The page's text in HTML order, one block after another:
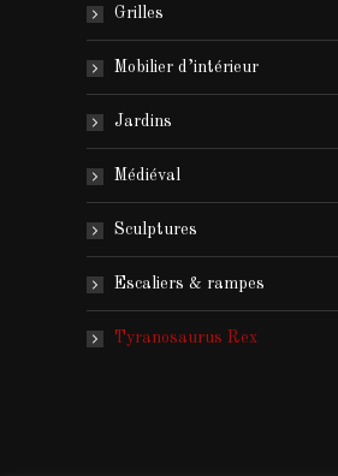
Grilles
Mobilier d’intérieur
Jardins
Médiéval
Sculptures
Escaliers & rampes
Tyranosaurus Rex